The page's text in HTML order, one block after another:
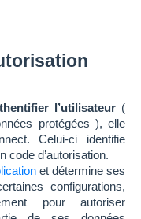
l’utilisateur (
protégées ), elle
Celui-ci identifie
code d’autorisation.
et détermine ses
configurations,
pour autoriser